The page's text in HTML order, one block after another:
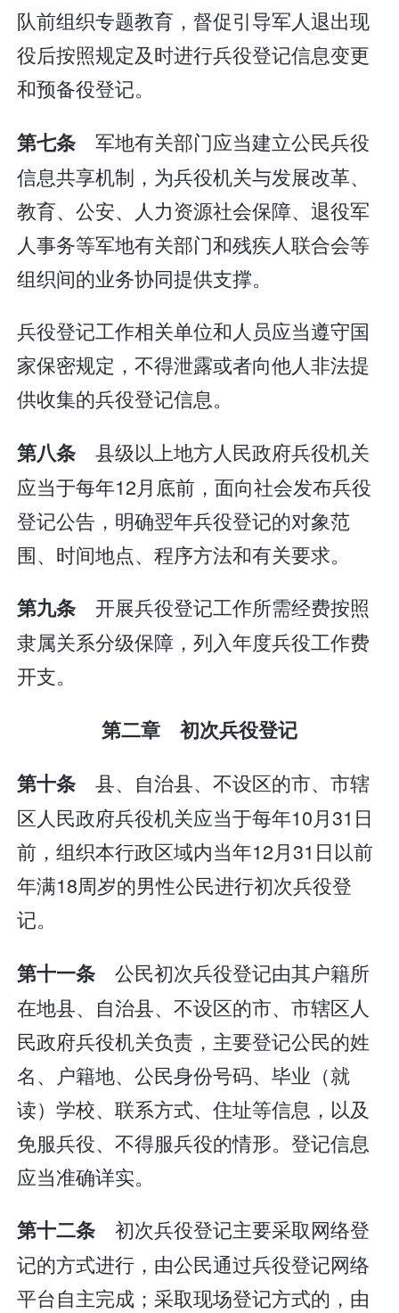
队前组织专题教育，督促引导军人退出现
役后按照规定及时进行兵役登记信息变更
和预备役登记。
第七条军地有关部门应当建立公民兵役
信息共享机制，为兵役机关与发展改革、
教育、公安、人力资源社会保障、退役军
人事务等军地有关部门和残疾人联合会等
组织间的业务协同提供支撑。
兵役登记工作相关单位和人员应当遵守国
家保密规定，不得泄露或者向他人非法提
供收集的兵役登记信息。
第八条县级以上地方人民政府兵役机关
应当于每年12月底前，面向社会发布兵役
登记公告，明确翌年兵役登记的对象范
围、时间地点、程序方法和有关要求。
第九条开展兵役登记工作所需经费按照
隶属关系分级保障，列入年度兵役工作费
开支。
第二章 初次兵役登记
第十条县、自治县、不设区的市、市辖
区人民政府兵役机关应当于每年10月31日
前，组织本行政区域内当年12月31日以前
年满18周岁的男性公民进行初次兵役登
记。
第十一条公民初次兵役登记由其户籍所
在地县、自治县、不设区的市、市辖区人
民政府兵役机关负责，主要登记公民的姓
名、户籍地、公民身份号码、毕业（就
读）学校、联系方式、住址等信息，以及
免服兵役、不得服兵役的情形。登记信息
应当准确详实。
第十二条初次兵役登记主要采取网络登
记的方式进行，由公民通过兵役登记网络
平台自主完成；采取现场登记方式的，由